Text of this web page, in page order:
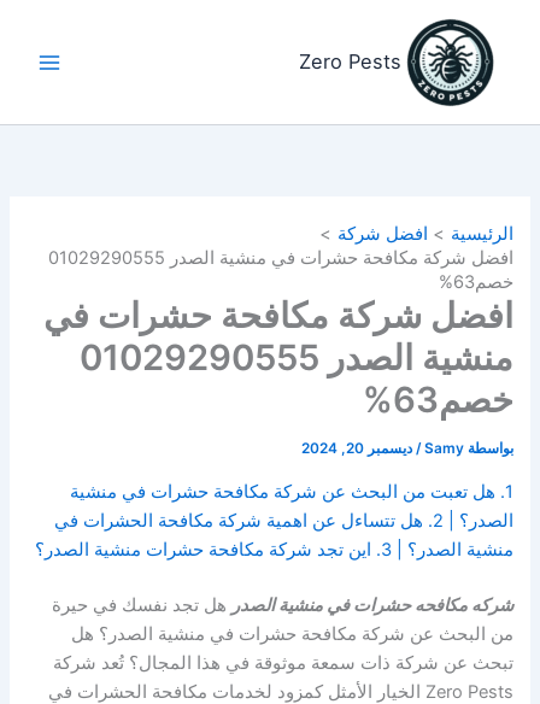
المحتوى
Zero Pests
الرئيسية
افضل شركة
افضل شركة مكافحة حشرات في منشية الصدر 01029290555
خصم63%
افضل شركة مكافحة حشرات في
منشية الصدر 01029290555
خصم63%
بواسطة Samy
/ديسمبر 20, 2024
1. هل تعبت من البحث عن شركة مكافحة حشرات في منشية
الصدر؟ | 2. هل تتساءل عن اهمية شركة مكافحة الحشرات في
منشية الصدر؟ | 3. اين تجد شركة مكافحة حشرات منشية الصدر؟
شركه مكافحه حشرات في منشية الصدر هل تجد نفسك في حيرة
من البحث عن شركة مكافحة حشرات في منشية الصدر؟ هل
تبحث عن شركة ذات سمعة موثوقة في هذا المجال؟ تُعد شركة
Zero Pests الخيار الأمثل كمزود لخدمات مكافحة الحشرات في